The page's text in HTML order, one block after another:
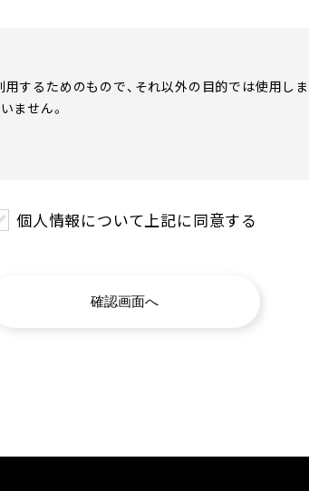
するためのもので、それ以外の目的では使用し
ません。
個人情報について上記に同意する